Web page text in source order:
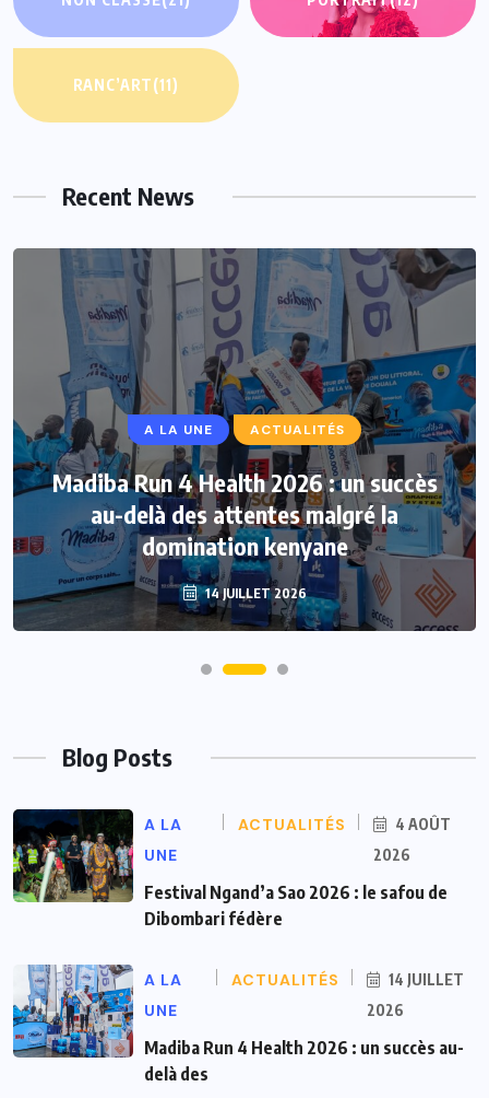
RANC’ART(11)
Recent News
A LA UNE ACTUALITÉS
Madiba Run 4 Health 2026 : un succès
au-delà des attentes malgré la
domination kenyane
14 JUILLET 2026
Blog Posts
A LA
UNE
ACTUALITÉS
4 AOÛT
2026
Festival Ngand’a Sao 2026 : le safou de
Dibombari fédère
A LA
UNE
ACTUALITÉS
14 JUILLET
2026
Madiba Run 4 Health 2026 : un succès au-
delà des